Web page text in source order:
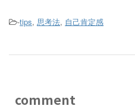
-tips, 思考法, 自己肯定感
comment